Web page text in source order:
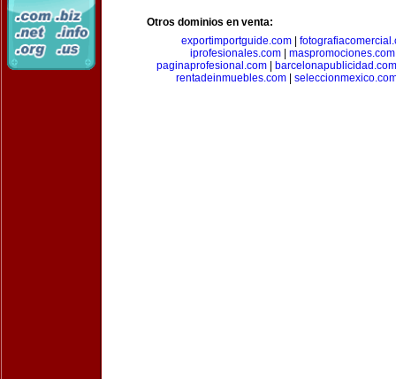
Otros dominios en venta:
exportimportguide.com
iprofesionales.com
maspromociones.com
paginaprofesional.com|
barcelonapublicidad.com
rentadeinmuebles.com